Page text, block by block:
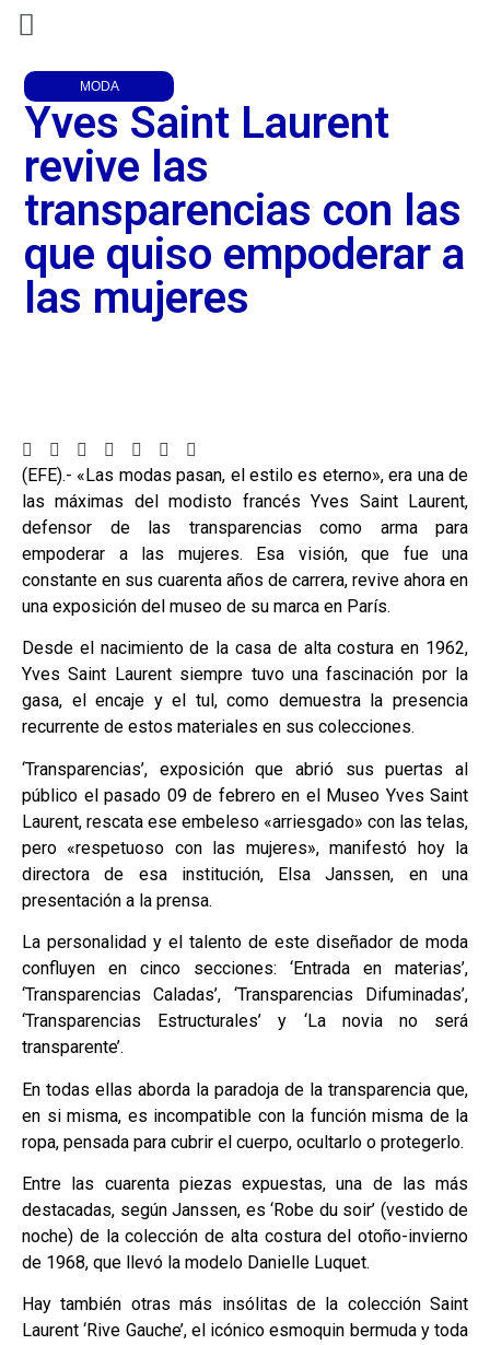
MODA
Yves Saint Laurent
revive las
transparencias con las
que quiso empoderar a
las mujeres
(EFE).- «Las modas pasan, el estilo es eterno», era una de
las máximas del modisto francés Yves Saint Laurent,
defensor de las transparencias como arma para
empoderar a las mujeres. Esa visión, que fue una
constante en sus cuarenta años de carrera, revive ahora en
una exposición del museo de su marca en París.
Desde el nacimiento de la casa de alta costura en 1962,
Yves Saint Laurent siempre tuvo una fascinación por la
gasa, el encaje y el tul, como demuestra la presencia
recurrente de estos materiales en sus colecciones.
‘Transparencias’, exposición que abrió sus puertas al
público el pasado 09 de febrero en el Museo Yves Saint
Laurent, rescata ese embeleso «arriesgado» con las telas,
pero «respetuoso con las mujeres», manifestó hoy la
directora de esa institución, Elsa Janssen, en una
presentación a la prensa.
La personalidad y el talento de este diseñador de moda
confluyen en cinco secciones: ‘Entrada en materias’,
‘Transparencias Caladas’, ‘Transparencias Difuminadas’,
‘Transparencias Estructurales’ y ‘La novia no será
transparente’.
En todas ellas aborda la paradoja de la transparencia que,
en si misma, es incompatible con la función misma de la
ropa, pensada para cubrir el cuerpo, ocultarlo o protegerlo.
Entre las cuarenta piezas expuestas, una de las más
destacadas, según Janssen, es ‘Robe du soir’ (vestido de
noche) de la colección de alta costura del otoño-invierno
de 1968, que llevó la modelo Danielle Luquet.
Hay también otras más insólitas de la colección Saint
Laurent ‘Rive Gauche’, el icónico esmoquin bermuda y toda